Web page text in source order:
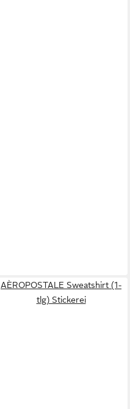
AÈROPOSTALE Sweatshirt (1-
tlg) Stickerei